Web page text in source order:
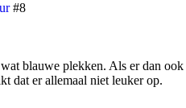
#8
blauwe plekken. Als er dan ook
dat er allemaal niet leuker op.